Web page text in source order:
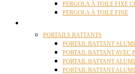
PERGOLA À TOILE FIXE
PERGOLA À TOILE FINE
PORTAILS BATTANTS
PORTAIL BATTANT
PORTAIL BATTANT AVEC
PORTAIL BATTANT
PORTAIL BATTANT